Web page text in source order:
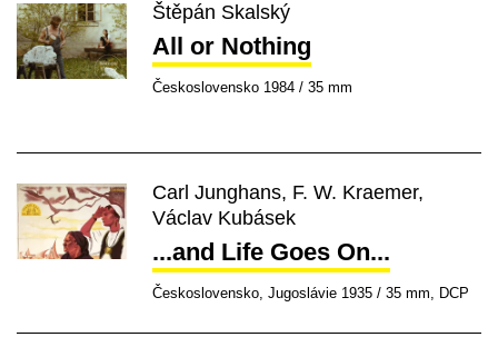
Štěpán Skalský
All or Nothing
Československo 1984 / 35 mm
Carl Junghans, F. W. Kraemer,
Václav Kubásek
...and Life Goes On...
Československo, Jugoslávie 1935 / 35 mm, DCP